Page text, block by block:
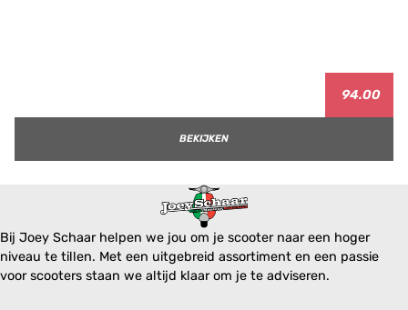
94.00
BEKIJKEN
Bij Joey Schaar helpen we jou om je scooter naar een hoger
niveau te tillen. Met een uitgebreid assortiment en een passie
voor scooters staan we altijd klaar om je te adviseren.